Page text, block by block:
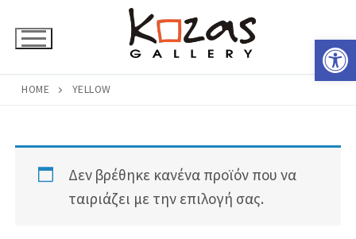
στο
HOME YELLOW
Δεν βρέθηκε κανένα προϊόν που να
ταιριάζει με την επιλογή σας.